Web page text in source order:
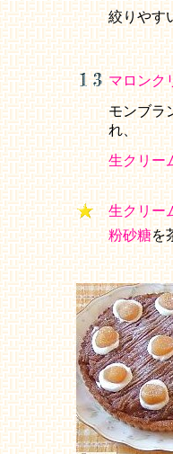
絞りや
マロンク
モンブラ
れ、
生クリー
生クリー
粉砂糖を